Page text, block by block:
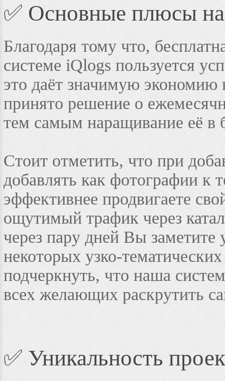
✅ Основные плюсы
Благодаря тому что,
системе iQlogs пользуется
это даёт значимую
принято решение о
тем самым наращивание её в
Стоит отметить, что при
добавлять как фотографии к
эффективнее продвигаете
ощутимый трафик через
через пару дней Вы заметите
некоторых узко-
подчеркнуть, что наша
всех желающих раскрутить
✅ Уникальность